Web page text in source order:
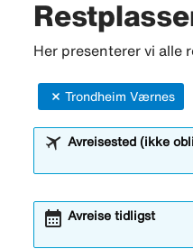
Her presenterer vi alle
Avreisested (ikke
Trondheim Værnes
Avreise tidligst
calendar_month